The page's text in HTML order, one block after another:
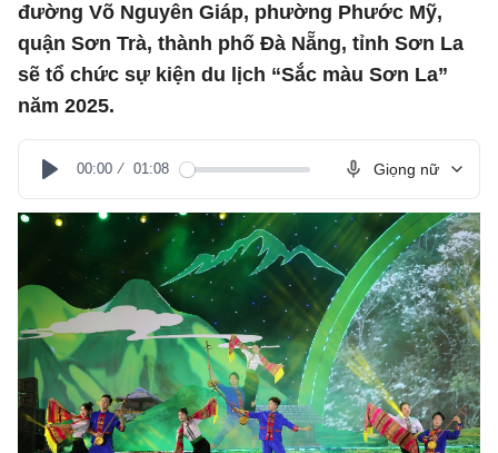
đường Võ Nguyên Giáp, phường Phước Mỹ,
quận Sơn Trà, thành phố Đà Nẵng, tỉnh Sơn La
sẽ tổ chức sự kiện du lịch “Sắc màu Sơn La”
năm 2025.
Play
00:00 01:08 Giọng nữ